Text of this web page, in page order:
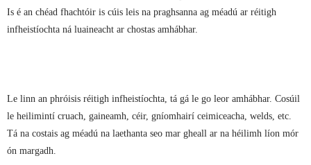
Is é an chéad fhachtóir is cúis leis na praghsanna ag méadú ar réitigh
infheistíochta ná luaineacht ar chostas amhábhar.
Le linn an phróisis réitigh infheistíochta, tá gá le go leor amhábhar. Cosúil
le heilimintí cruach, gaineamh, céir, gníomhairí ceimiceacha, welds, etc.
Tá na costais ag méadú na laethanta seo mar gheall ar na héilimh líon mór
ón margadh.